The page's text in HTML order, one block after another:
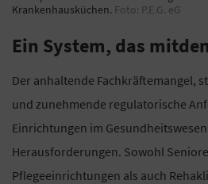
Krankenhausküchen. Foto: P.E.G. eG
Ein System, das
Der anhaltende Fachkräftemangel,
und zunehmende regulatorische
Einrichtungen im
Herausforderungen. Sowohl
Pflegeeinrichtungen als auch